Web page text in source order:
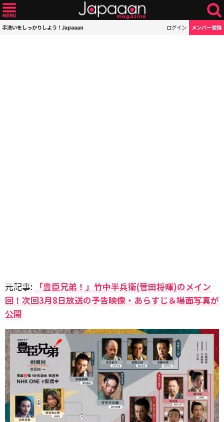
手洗いをしっかりしよう！Japaaan ログイン メンバー登録
元記事: 「豊臣兄弟！」竹中半兵衛(菅田将暉)のメイン
回！次回3月8日放送の予告映像・あらすじ＆場面写真が
公開